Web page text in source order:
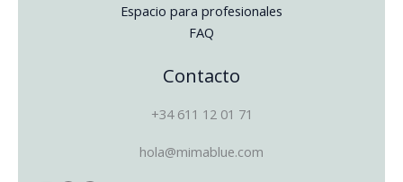
Espacio para profesionales
FAQ
Contacto
+34 611 12 01 71
hola@mimablue.com
Pinterest